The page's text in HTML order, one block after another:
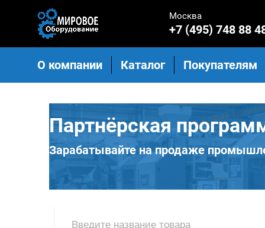
Москва
+7 (495) 748 88
О компании Каталог Покупателям
Партнёрская
Зарабатывайте на продаже